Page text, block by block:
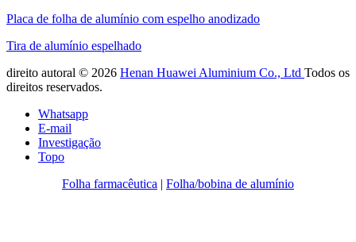
Placa de folha de alumínio com espelho anodizado
Tira de alumínio espelhado
direito autoral © 2026 Henan Huawei Aluminium Co., Ltd Todos os
direitos reservados.
Whatsapp
E-mail
Investigação
Topo
Folha farmacêutica | Folha/bobina de alumínio